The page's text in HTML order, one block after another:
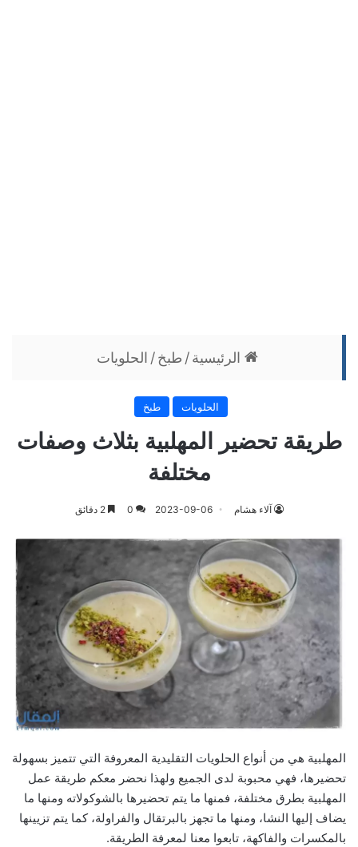
الرئيسية / طبخ / الحلويات
الحلويات طبخ
طريقة تحضير المهلبية بثلاث وصفات
مختلفة
آلاء هشام 2023-09-06
0 2 دقائق
المهلبية هي من أنواع الحلويات التقليدية المعروفة التي تتميز بسهولة
تحضيرها، فهي محبوبة لدى الجميع ولهذا نحضر معكم طريقة عمل
المهلبية بطرق مختلفة، فمنها ما يتم تحضيرها بالشوكولاته ومنها ما
يضاف إليها النشا، ومنها ما تجهز بالبرتقال والفراولة، كما يتم تزيينها
بالمكسرات والفاكهة، تابعوا معنا لمعرفة الطريقة.